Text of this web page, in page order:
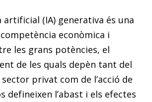
artificial (IA) generativa és una
econòmica i
les grans potències, el
de les quals depèn tant del
privat com de l’acció de
defineixen l’abast i els efectes